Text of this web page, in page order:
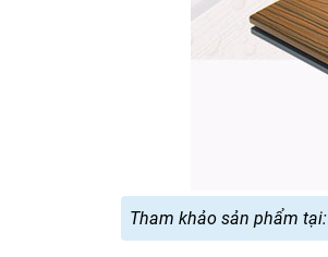
Tham khảo sản phẩm tại: